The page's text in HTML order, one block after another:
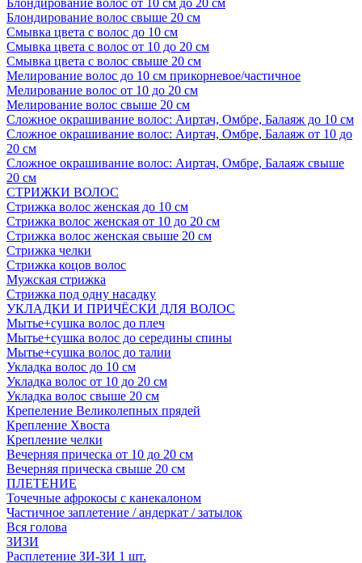
Блондирование волос от 10 см до 20 см
Блондирование волос свыше 20 см
Смывка цвета с волос до 10 см
Смывка цвета с волос от 10 до 20 см
Смывка цвета с волос свыше 20 см
Мелирование волос до 10 см прикорневое/частичное
Мелирование волос от 10 до 20 см
Мелирование волос свыше 20 см
Сложное окрашивание волос: Аиртач, Омбре, Балаяж до 10 см
Сложное окрашивание волос: Аиртач, Омбре, Балаяж от 10 до
20 см
Сложное окрашивание волос: Аиртач, Омбре, Балаяж свыше
20 см
СТРИЖКИ ВОЛОС
Стрижка волос женская до 10 см
Стрижка волос женская от 10 до 20 см
Стрижка волос женская свыше 20 см
Стрижка челки
Стрижка коцов волос
Мужская стрижка
Стрижка под одну насадку
УКЛАДКИ И ПРИЧЁСКИ ДЛЯ ВОЛОС
Мытье+сушка волос до плеч
Мытье+сушка волос до середины спины
Мытье+сушка волос до талии
Укладка волос до 10 см
Укладка волос от 10 до 20 см
Укладка волос свыше 20 см
Крепеление Великолепных прядей
Крепление Хвоста
Крепление челки
Вечерняя прическа от 10 до 20 см
Вечерняя прическа свыше 20 см
ПЛЕТЕНИЕ
Точечные афрокосы с канекалоном
Частичное заплетение / андеркат / затылок
Вся голова
ЗИЗИ
Расплетение ЗИ-ЗИ 1 шт.